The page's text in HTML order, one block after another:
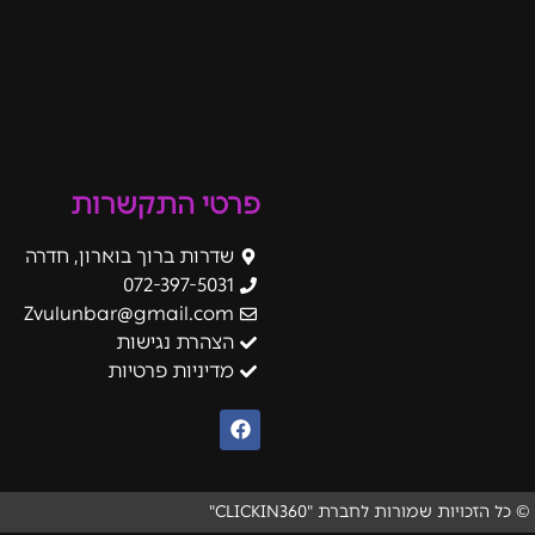
פרטי התקשרות
שדרות ברוך בוארון, חדרה
072-397-5031
Zvulunbar@gmail.com
הצהרת נגישות
מדיניות פרטיות